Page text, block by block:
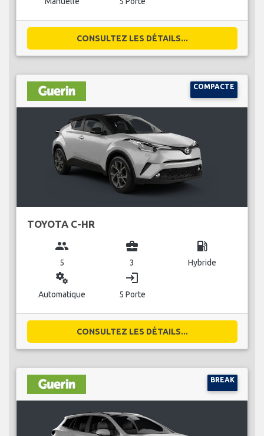
CONSULTEZ LES DÉTAILS...
COMPACTE
TOYOTA C-HR
group
5
business_center
3
local_gas_station
Hybride
miscellaneous_services
Automatique
login
5 Porte
CONSULTEZ LES DÉTAILS...
BREAK